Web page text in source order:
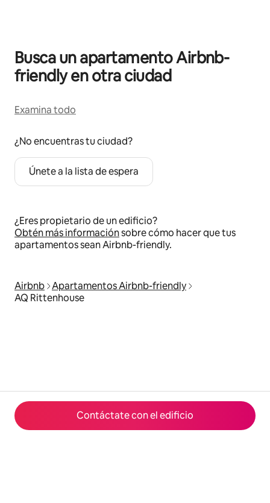
Contáctate con el edificio
Busca un apartamento Airbnb-
friendly en otra ciudad
Examina todo
¿No encuentras tu ciudad?
Únete a la lista de espera
¿Eres propietario de un edificio?
Obtén más informaciónsobre cómo hacer que tus
apartamentos sean Airbnb-friendly.
Airbnb Apartamentos Airbnb-friendly
AQ Rittenhouse